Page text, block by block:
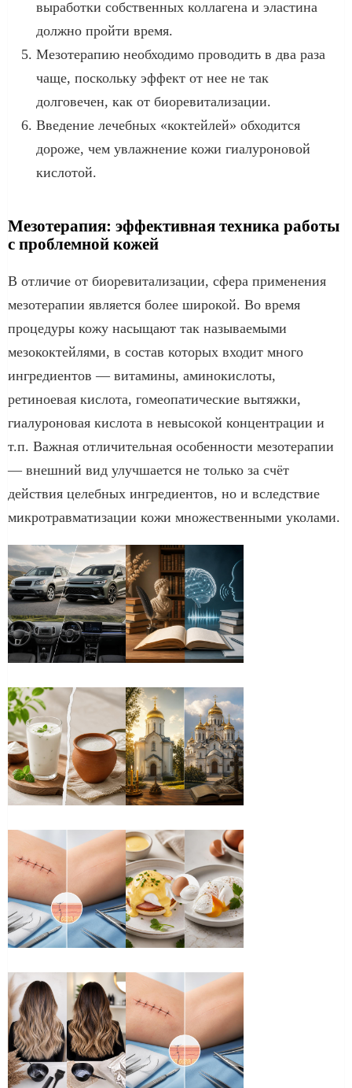
выработки собственных коллагена и эластина
должно пройти время.
Мезотерапию необходимо проводить в два раза
чаще, поскольку эффект от нее не так
долговечен, как от биоревитализации.
Введение лечебных «коктейлей» обходится
дороже, чем увлажнение кожи гиалуроновой
кислотой.
Мезотерапия: эффективная техника работы
с проблемной кожей
В отличие от биоревитализации, сфера применения
мезотерапии является более широкой. Во время
процедуры кожу насыщают так называемыми
мезококтейлями, в состав которых входит много
ингредиентов — витамины, аминокислоты,
ретиноевая кислота, гомеопатические вытяжки,
гиалуроновая кислота в невысокой концентрации и
т.п. Важная отличительная особенности мезотерапии
— внешний вид улучшается не только за счёт
действия целебных ингредиентов, но и вследствие
микротравматизации кожи множественными уколами.